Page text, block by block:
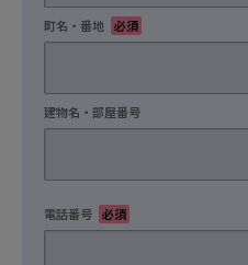
町名・番地 必須
建物名・部屋番号
電話番号 必須